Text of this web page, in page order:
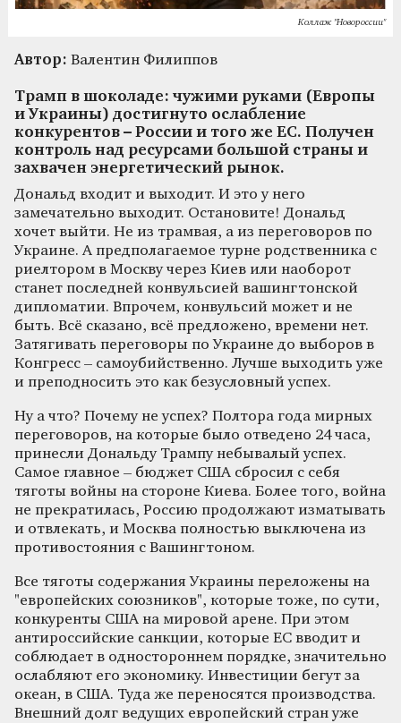
Коллаж "Новороссии"
Автор: Валентин Филиппов
Трамп в шоколаде: чужими руками (Европы
и Украины) достигнуто ослабление
конкурентов – России и того же ЕС. Получен
контроль над ресурсами большой страны и
захвачен энергетический рынок.
Дональд входит и выходит. И это у него
замечательно выходит. Остановите! Дональд
хочет выйти. Не из трамвая, а из переговоров по
Украине. А предполагаемое турне родственника с
риелтором в Москву через Киев или наоборот
станет последней конвульсией вашингтонской
дипломатии. Впрочем, конвульсий может и не
быть. Всё сказано, всё предложено, времени нет.
Затягивать переговоры по Украине до выборов в
Конгресс – самоубийственно. Лучше выходить уже
и преподносить это как безусловный успех.
Ну а что? Почему не успех? Полтора года мирных
переговоров, на которые было отведено 24 часа,
принесли Дональду Трампу небывалый успех.
Самое главное – бюджет США сбросил с себя
тяготы войны на стороне Киева. Более того, война
не прекратилась, Россию продолжают изматывать
и отвлекать, и Москва полностью выключена из
противостояния с Вашингтоном.
Все тяготы содержания Украины переложены на
"европейских союзников", которые тоже, по сути,
конкуренты США на мировой арене. При этом
антироссийские санкции, которые ЕС вводит и
соблюдает в одностороннем порядке, значительно
ослабляют его экономику. Инвестиции бегут за
океан, в США. Туда же переносятся производства.
Внешний долг ведущих европейский стран уже